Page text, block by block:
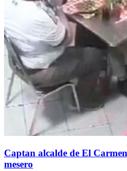
Captan alcalde de El
mesero